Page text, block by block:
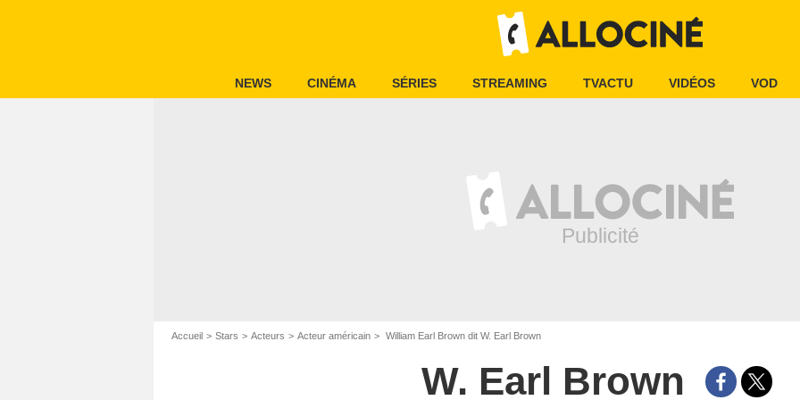
NEWS CINÉMA SÉRIES STREAMING TVACTU VIDÉOS VOD
Accueil Stars Acteurs Acteur américain William Earl Brown dit W. Earl Brown
W. Earl Brown